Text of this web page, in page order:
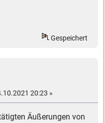
Gespeichert
20:23 »
Äußerungen von